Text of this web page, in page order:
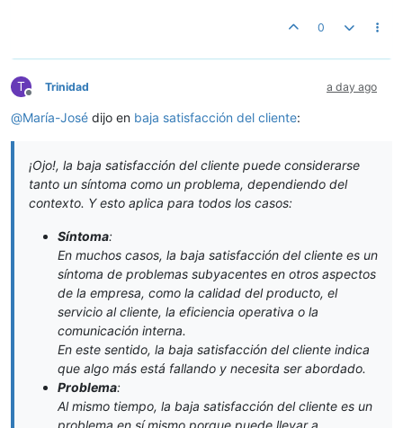
0
T
Offline
Trinidad a day ago
@María-José dijo en baja satisfacción del cliente:
¡Ojo!, la baja satisfacción del cliente puede considerarse
tanto un síntoma como un problema, dependiendo del
contexto. Y esto aplica para todos los casos:
Síntoma:
En muchos casos, la baja satisfacción del cliente es un
síntoma de problemas subyacentes en otros aspectos
de la empresa, como la calidad del producto, el
servicio al cliente, la eficiencia operativa o la
comunicación interna.
En este sentido, la baja satisfacción del cliente indica
que algo más está fallando y necesita ser abordado.
Problema:
Al mismo tiempo, la baja satisfacción del cliente es un